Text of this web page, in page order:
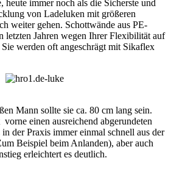
immer noch als die Sicherste und
von Ladeluken mit größeren
weiter gehen. Schottwände aus PE-
letzten Jahren wegen Ihrer Flexibilität auf
werden oft angeschrägt mit Sikaflex
Mann sollte sie ca. 80 cm lang sein.
einen ausreichend abgerundeten
der Praxis immer einmal schnell aus der
Beispiel beim Anlanden), aber auch
erleichtert es deutlich.